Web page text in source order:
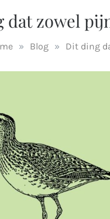
dat zowel
» Blog » Dit ding